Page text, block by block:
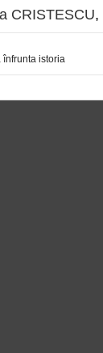
CRISTESCU,
înfrunta istoria